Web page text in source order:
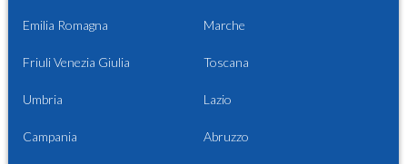
Emilia Romagna Marche
Friuli Venezia Giulia Toscana
Umbria Lazio
Campania Abruzzo